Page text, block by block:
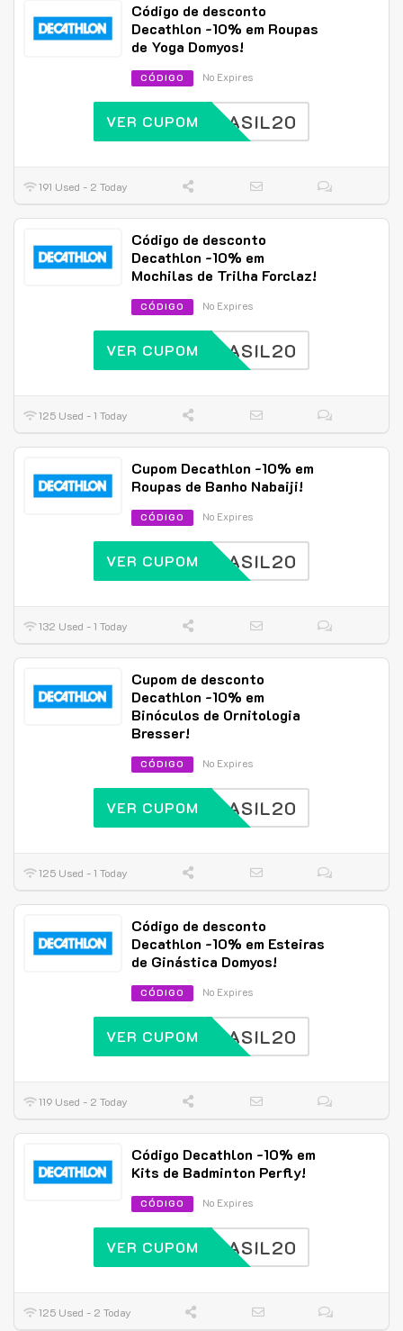
Código de desconto
Decathlon -10% em Roupas
de Yoga Domyos!
CÓDIGO No Expires
BRASIL20
VER CUPOM
191 Used - 2 Today
Código de desconto
Decathlon -10% em
Mochilas de Trilha Forclaz!
CÓDIGO No Expires
BRASIL20
VER CUPOM
125 Used - 1 Today
Cupom Decathlon -10% em
Roupas de Banho Nabaiji!
CÓDIGO No Expires
BRASIL20
VER CUPOM
132 Used - 1 Today
Cupom de desconto
Decathlon -10% em
Binóculos de Ornitologia
Bresser!
CÓDIGO No Expires
BRASIL20
VER CUPOM
125 Used - 1 Today
Código de desconto
Decathlon -10% em Esteiras
de Ginástica Domyos!
CÓDIGO No Expires
BRASIL20
VER CUPOM
119 Used - 2 Today
Código Decathlon -10% em
Kits de Badminton Perfly!
CÓDIGO No Expires
BRASIL20
VER CUPOM
125 Used - 2 Today